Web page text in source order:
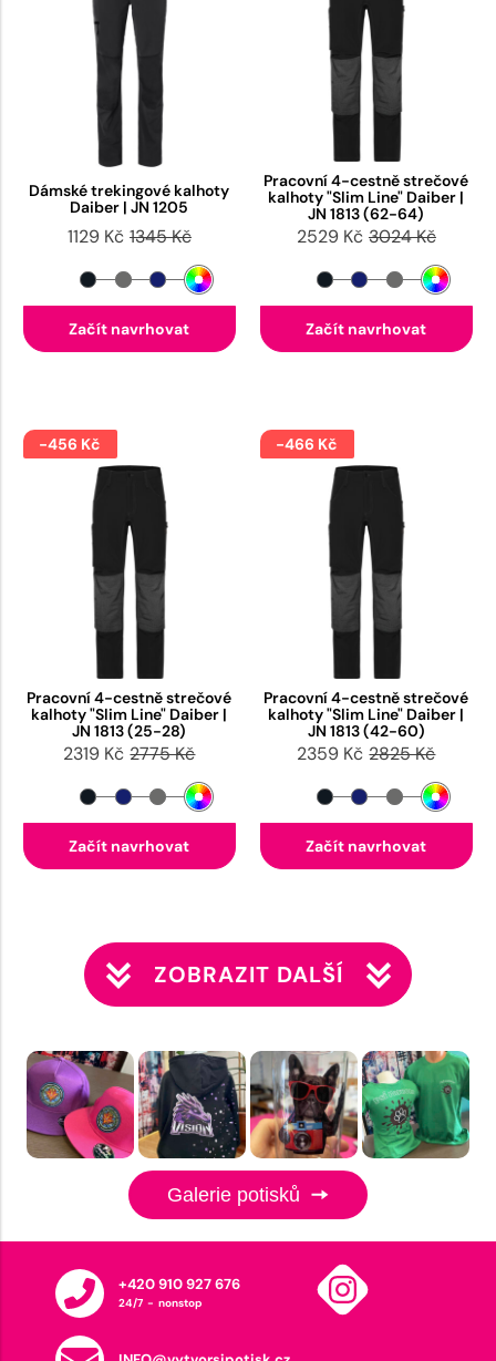
Dámské trekingové kalhoty
Daiber | JN 1205
1129 Kč 1345 Kč
Začít navrhovat
Pracovní 4-cestně strečové
kalhoty "Slim Line" Daiber |
JN 1813 (62-64)
2529 Kč 3024 Kč
Začít navrhovat
-456 Kč
Pracovní 4-cestně strečové
kalhoty "Slim Line" Daiber |
JN 1813 (25-28)
2319 Kč 2775 Kč
Začít navrhovat
-466 Kč
Pracovní 4-cestně strečové
kalhoty "Slim Line" Daiber |
JN 1813 (42-60)
2359 Kč 2825 Kč
Začít navrhovat
ZOBRAZIT DALŠÍ
Galerie potisků
+420 910 927 676
24/7 - nonstop